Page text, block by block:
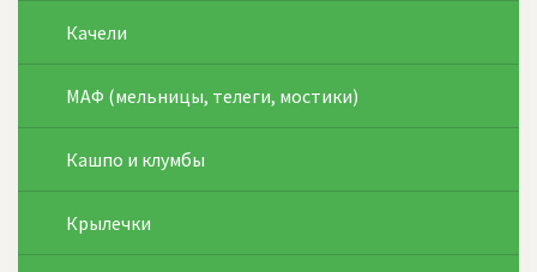
Качели
МАФ (мельницы, телеги, мостики)
Кашпо и клумбы
Крылечки